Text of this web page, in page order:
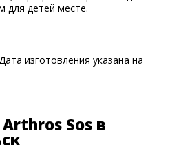
для детей месте.
изготовления указана на
Sos в